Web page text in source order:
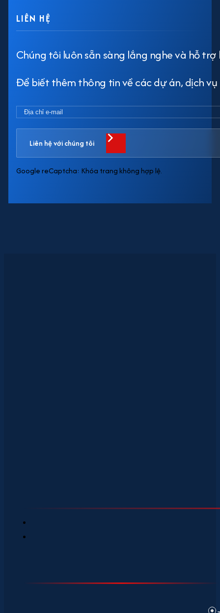
LIÊN HỆ
Chúng tôi luôn sẵn sàng lắng nghe và hỗ trợ
Để biết thêm thông tin về các dự án, dịch vụ
Liên hệ với chúng tôi
Google reCaptcha: Khóa trang không hợp lệ.